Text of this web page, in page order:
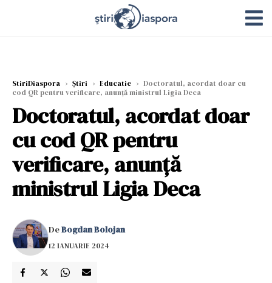
StiriDiaspora › Știri › Educatie › Doctoratul, acordat doar cu
cod QR pentru verificare, anunță ministrul Ligia Deca
Doctoratul, acordat doar
cu cod QR pentru
verificare, anunță
ministrul Ligia Deca
DeBogdan Bolojan
12 IANUARIE 2024